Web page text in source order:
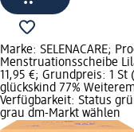
Marke: SELENACARE;
Menstruationsscheibe
11,95 €; Grundpreis: 1 St
glückskind 77%
Verfügbarkeit: Status
grau dm-Markt wählen